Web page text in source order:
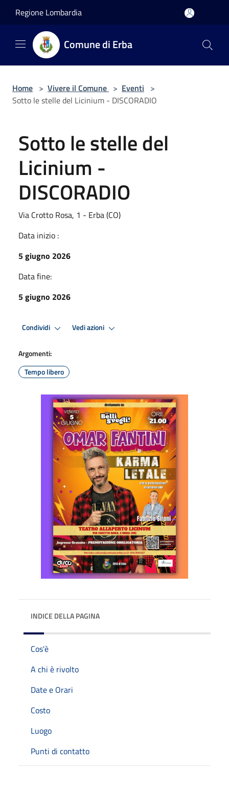
Regione Lombardia
Comune di Erba
Home > Vivere il Comune > Eventi >
Sotto le stelle del Licinium - DISCORADIO
Sotto le stelle del
Licinium -
DISCORADIO
Via Crotto Rosa, 1 - Erba (CO)
Data inizio :
5 giugno 2026
Data fine:
5 giugno 2026
Condividi Vedi azioni
Argomenti:
Tempo libero
INDICE DELLA PAGINA
Cos'è
A chi è rivolto
Date e Orari
Costo
Luogo
Punti di contatto